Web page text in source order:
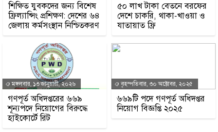
শিক্ষিত যুবকদের জন্য বিশেষ
ফ্রিল্যান্সিং প্রশিক্ষণ: দেশের ৬৪
জেলায় কর্মসংস্থান নিশ্চিতকরণ
৫০ লাখ টাকা বেতনে বরফের
দেশে চাকরি, থাকা-খাওয়া ও
যাতায়াত ফ্রি
মঙ্গলবার, ১৩ জানুয়ারী, ২০২৬
গণপূর্ত অধিদপ্তরের ৬৬৯
শূন্যপদে নিয়োগের বিরুদ্ধে
হাইকোর্টে রিট
বৃহস্পতিবার, ৩০ অক্টোবর, ২০২৫
৬৬৯টি পদে গণপূর্ত অধিদপ্তর
নিয়োগ বিজ্ঞপ্তি ২০২৫